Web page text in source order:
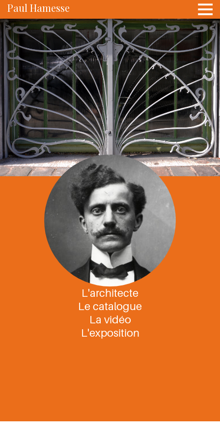
Paul Hamesse
L'architecte
Le catalogue
La vidéo
L'exposition